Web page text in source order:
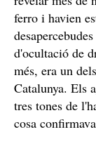
ferro i havien
d'ocultació de
més, era un
Catalunya. Els
tres tones de
cosa